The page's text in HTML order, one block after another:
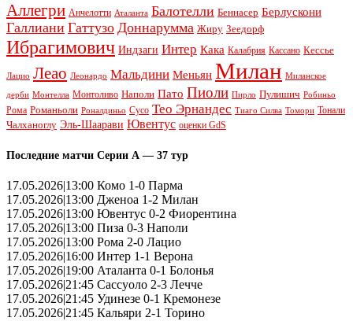
Аллегри Анчелотти Аталанта Балотелли Беннасер Берлускони
Галлиани Гаттузо Доннарумма Жиру Зеедорф
Ибрагимович Индзаги Интер Кака Калабрия Кассано Кессье
Лацио Леао Леонардо Мальдини Меньян Милан Миланское
дерби Монтелла Монтоливо Наполи Пато Пиоли Пирло Пулишич Робиньо
Рома Романьоли Роналдиньо Сусо Тео Эрнандес Тиаго Силва Томори Тонали
Чалханоглу Эль-Шаарави Ювентус оценки GdS
Последние матчи Серии А — 37 тур
17.05.2026|13:00 Комо 1-0 Парма
17.05.2026|13:00 Дженоа 1-2 Милан
17.05.2026|13:00 Ювентус 0-2 Фиорентина
17.05.2026|13:00 Пиза 0-3 Наполи
17.05.2026|13:00 Рома 2-0 Лацио
17.05.2026|16:00 Интер 1-1 Верона
17.05.2026|19:00 Аталанта 0-1 Болонья
17.05.2026|21:45 Сассуоло 2-3 Лечче
17.05.2026|21:45 Удинезе 0-1 Кремонезе
17.05.2026|21:45 Кальяри 2-1 Торино